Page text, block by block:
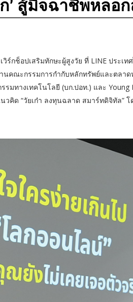
ก’ สู้มิจฉาชีพหลอ
วิร์กช็อปเสริมทักษะผู้สูงวัย ที่ LINE ประเ
นคณะกรรมการกำกับหลักทรัพย์และตลา
มทางเทคโนโลยี (บก.ปอท.) และ Young
คิด “วัยเก๋า ลงทุนฉลาด สมาร์ทดิจิทัล” โ